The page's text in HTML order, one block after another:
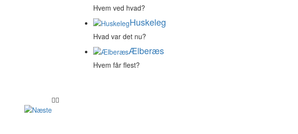
Hvem ved hvad?
Huskeleg
Hvad var det nu?
Ælberæs
Hvem får flest?